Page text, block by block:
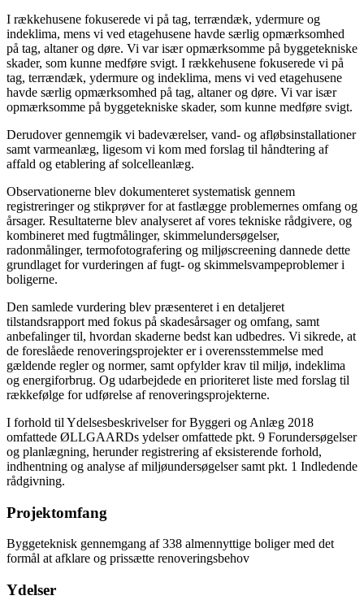
I rækkehusene fokuserede vi på tag, terrændæk, ydermure og
indeklima, mens vi ved etagehusene havde særlig opmærksomhed
på tag, altaner og døre. Vi var især opmærksomme på byggetekniske
skader, som kunne medføre svigt. I rækkehusene fokuserede vi på
tag, terrændæk, ydermure og indeklima, mens vi ved etagehusene
havde særlig opmærksomhed på tag, altaner og døre. Vi var især
opmærksomme på byggetekniske skader, som kunne medføre svigt.
Derudover gennemgik vi badeværelser, vand- og afløbsinstallationer
samt varmeanlæg, ligesom vi kom med forslag til håndtering af
affald og etablering af solcelleanlæg.
Observationerne blev dokumenteret systematisk gennem
registreringer og stikprøver for at fastlægge problemernes omfang og
årsager. Resultaterne blev analyseret af vores tekniske rådgivere, og
kombineret med fugtmålinger, skimmelundersøgelser,
radonmålinger, termofotografering og miljøscreening dannede dette
grundlaget for vurderingen af fugt- og skimmelsvampeproblemer i
boligerne.
Den samlede vurdering blev præsenteret i en detaljeret
tilstandsrapport med fokus på skadesårsager og omfang, samt
anbefalinger til, hvordan skaderne bedst kan udbedres. Vi sikrede, at
de foreslåede renoveringsprojekter er i overensstemmelse med
gældende regler og normer, samt opfylder krav til miljø, indeklima
og energiforbrug. Og udarbejdede en prioriteret liste med forslag til
rækkefølge for udførelse af renoveringsprojekterne.
I forhold til Ydelsesbeskrivelser for Byggeri og Anlæg 2018
omfattede ØLLGAARDs ydelser omfattede pkt. 9 Forundersøgelser
og planlægning, herunder registrering af eksisterende forhold,
indhentning og analyse af miljøundersøgelser samt pkt. 1 Indledende
rådgivning.
Projektomfang
Byggeteknisk gennemgang af 338 almennyttige boliger med det
formål at afklare og prissætte renoveringsbehov
Ydelser